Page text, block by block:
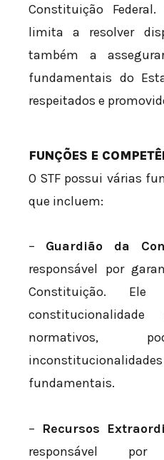
Constituição
limita a resolver
também a
fundamentais do
respeitados e
FUNÇÕES E
O STF possui várias
que incluem:
– Guardião da
responsável por
Constituição.
normativos,
fundamentais.
– Recursos
responsável